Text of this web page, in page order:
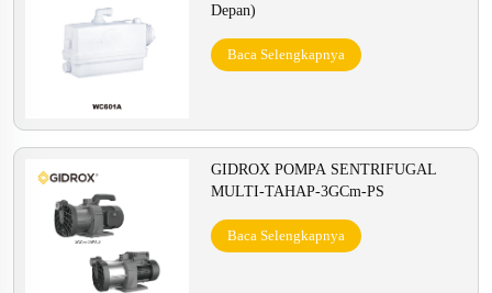
Depan)
Baca Selengkapnya
GIDROX POMPA SENTRIFUGAL
MULTI-TAHAP-3GCm-PS
Baca Selengkapnya